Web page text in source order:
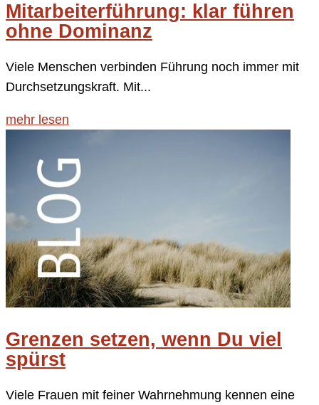
Mitarbeiterführung: klar führen
ohne Dominanz
Viele Menschen verbinden Führung noch immer mit
Durchsetzungskraft. Mit...
mehr lesen
Grenzen setzen, wenn Du viel
spürst
Viele Frauen mit feiner Wahrnehmung kennen eine